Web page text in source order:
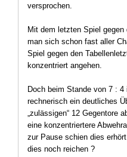
versprochen.
Mit dem letzten Spiel
man sich schon fast aller
Spiel gegen den
konzentriert angehen.
Doch beim Stande von 7 :
rechnerisch ein deutliches
„zulässigen“ 12 Gegentore
eine konzentriertere
zur Pause schien dies
dies noch reichen ?